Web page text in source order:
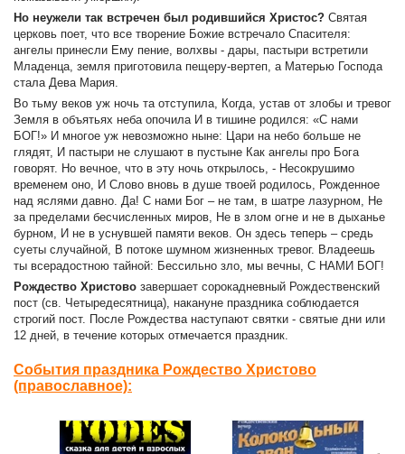
Но неужели так встречен был родившийся Христос? Святая
церковь поет, что все творение Божие встречало Спасителя:
ангелы принесли Ему пение, волхвы - дары, пастыри встретили
Младенца, земля приготовила пещеру-вертеп, а Матерью Господа
стала Дева Мария.
Во тьму веков уж ночь та отступила, Когда, устав от злобы и тревог
Земля в объятьях неба опочила И в тишине родился: «С нами
БОГ!» И многое уж невозможно ныне: Цари на небо больше не
глядят, И пастыри не слушают в пустыне Как ангелы про Бога
говорят. Но вечное, что в эту ночь открылось, - Несокрушимо
временем оно, И Слово вновь в душе твоей родилось, Рожденное
над яслями давно. Да! С нами Бог – не там, в шатре лазурном, Не
за пределами бесчисленных миров, Не в злом огне и не в дыханье
бурном, И не в уснувшей памяти веков. Он здесь теперь – средь
суеты случайной, В потоке шумном жизненных тревог. Владеешь
ты всерадостною тайной: Бессильно зло, мы вечны, С НАМИ БОГ!
Рождество Христово завершает сорокадневный Рождественский
пост (св. Четыредесятница), накануне праздника соблюдается
строгий пост. После Рождества наступают святки - святые дни или
12 дней, в течение которых отмечается праздник.
События праздника Рождество Христово
(православное):